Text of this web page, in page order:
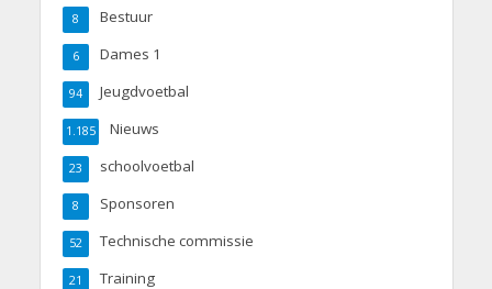
Bestuur
8
Dames 1
6
Jeugdvoetbal
94
Nieuws
1.185
schoolvoetbal
23
Sponsoren
8
Technische commissie
52
Training
21